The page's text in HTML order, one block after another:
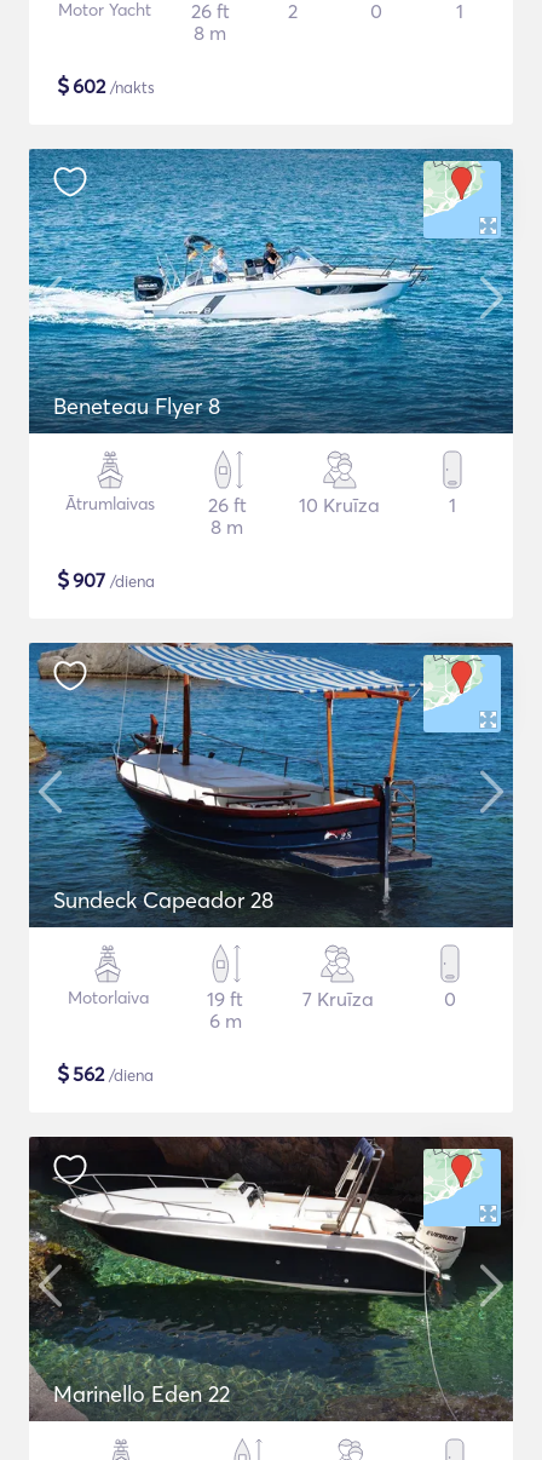
Motor Yacht
26 ft
8 m
2 0 1
$602/nakts
Beneteau Flyer 8
Ātrumlaivas
26 ft
8 m
10 Kruīza 1
$907 /diena
Sundeck Capeador 28
Motorlaiva
19 ft
6 m
7 Kruīza 0
$562/diena
Marinello Eden 22